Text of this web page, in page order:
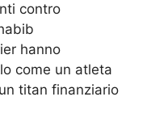
contro
hanno
come un atleta
titan finanziario